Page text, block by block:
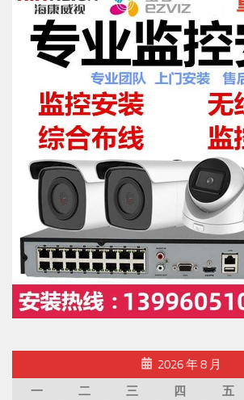
2026 年 8 月
一
二 三 四 五